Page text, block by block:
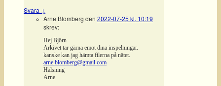
Svara ↓
Arne Blomberg den 2022-07-25 kl. 10:19
skrev:
Hej Björn
Arkivet tar gärna emot dina inspelningar.
kanske kan jag hämta filerna på nätet.
arne.blomberg@gmail.com
Hälsning
Arne